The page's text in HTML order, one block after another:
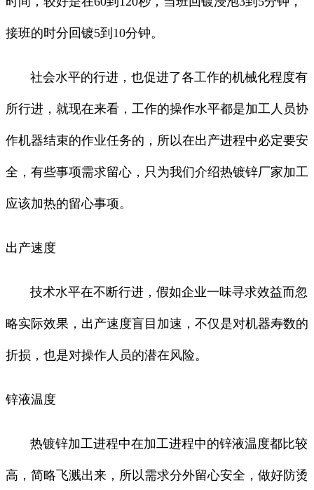
接班的时分回镀5到10分钟。
社会水平的行进，也促进了各工作的机械化程度有
所行进，就现在来看，工作的操作水平都是加工人员协
作机器结束的作业任务的，所以在出产进程中必定要安
全，有些事项需求留心，只为我们介绍热镀锌厂家加工
应该加热的留心事项。
出产速度
技术水平在不断行进，假如企业一味寻求效益而忽
略实际效果，出产速度盲目加速，不仅是对机器寿数的
折损，也是对操作人员的潜在风险。
锌液温度
热镀锌加工进程中在加工进程中的锌液温度都比较
高，简略飞溅出来，所以需求分外留心安全，做好防烫